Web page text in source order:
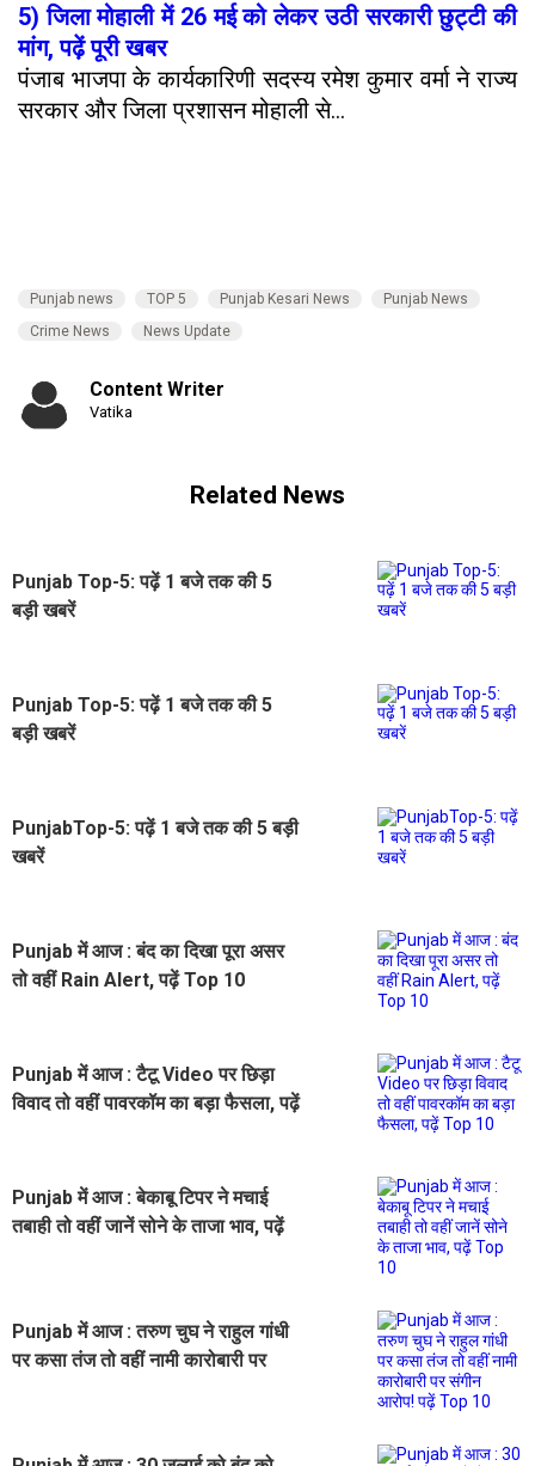
5) जिला मोहाली में 26 मई को लेकर उठी सरकारी छुट्टी की
मांग, पढ़ें पूरी खबर
पंजाब भाजपा के कार्यकारिणी सदस्य रमेश कुमार वर्मा ने राज्य
सरकार और जिला प्रशासन मोहाली से...
Punjab news TOP 5 Punjab Kesari News
Punjab News
Crime News
News Update
Content Writer
Vatika
Related News
Punjab Top-5: पढ़ें 1 बजे तक की 5
बड़ी खबरें
Punjab Top-5: पढ़ें 1 बजे तक की 5
बड़ी खबरें
PunjabTop-5: पढ़ें 1 बजे तक की 5 बड़ी
खबरें
Punjab में आज : बंद का दिखा पूरा असर
तो वहीं Rain Alert, पढ़ें Top 10
Punjab में आज : टैटू Video पर छिड़ा
विवाद तो वहीं पावरकॉम का बड़ा फैसला, पढ़ें
Punjab में आज : बेकाबू टिपर ने मचाई
तबाही तो वहीं जानें सोने के ताजा भाव, पढ़ें
Punjab में आज : तरुण चुघ ने राहुल गांधी
पर कसा तंज तो वहीं नामी कारोबारी पर